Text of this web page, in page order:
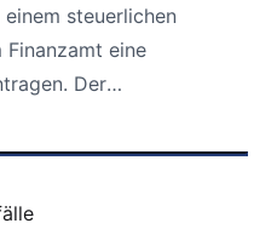
steuerlichen
Finanzamt eine
Der